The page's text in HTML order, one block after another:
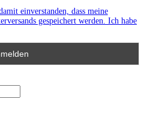
einverstanden, dass meine
gespeichert werden. Ich habe